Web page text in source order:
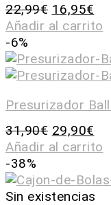
22,99€ 16,95€
Añadir al carrito
-6%
Presurizador
31,90€ 29,90€
Añadir al carrito
-38%
Sin existencias